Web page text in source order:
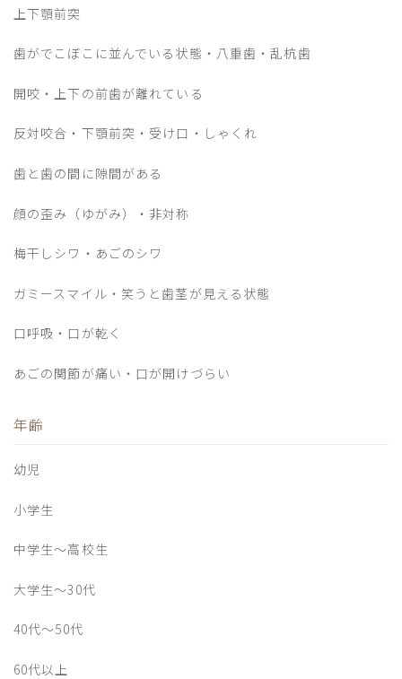
上下顎前突
歯がでこぼこに並んでいる状態・八重歯・乱杭歯
開咬・上下の前歯が離れている
反対咬合・下顎前突・受け口・しゃくれ
歯と歯の間に隙間がある
顔の歪み（ゆがみ）・非対称
梅干しシワ・あごのシワ
ガミースマイル・笑うと歯茎が見える状態
口呼吸・口が乾く
あごの関節が痛い・口が開けづらい
年齢
幼児
小学生
中学生〜高校生
大学生〜30代
40代〜50代
60代以上